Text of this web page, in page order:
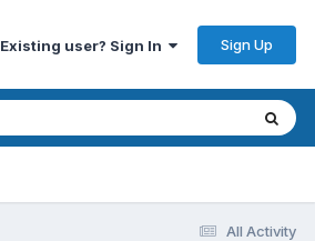
Existing user? Sign In Sign Up
All Activity